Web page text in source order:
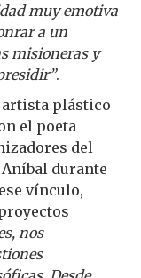
muy emotiva
a un
misioneras y
.
artista plástico
el poeta
del
durante
vínculo,
nos